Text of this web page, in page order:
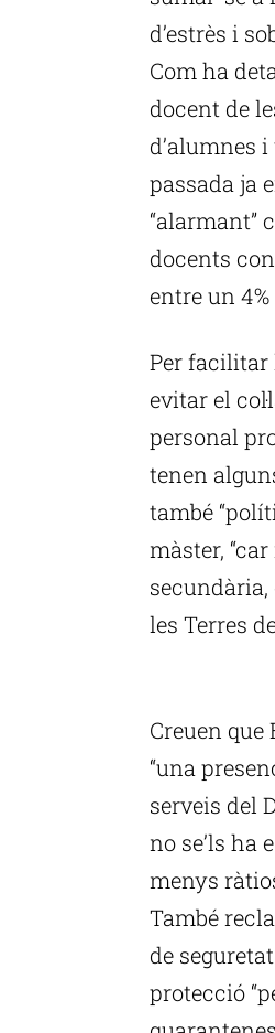
d’estrès i
Com ha
docent de
d’alumnes
passada ja
“alarmant”
docents
entre un
Per facilitar
evitar el
personal
tenen
també
màster,
les Terres
Creuen que
“una
serveis del
no se’ls ha
menys
També
de
protecció